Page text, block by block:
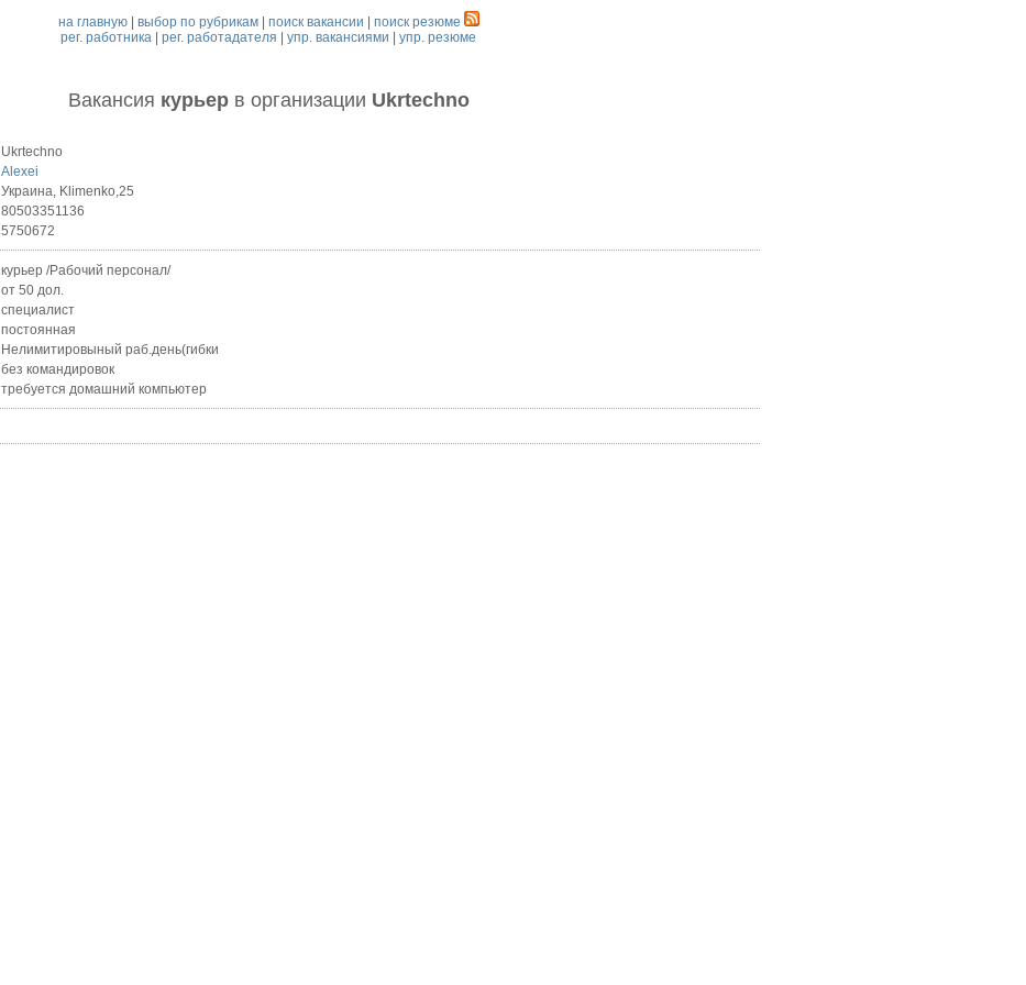
на главную| выбор по рубрикам| поиск вакансии
поиск резюме
рег. работника |рег. работадателя |упр. вакансиями |упр. резюме
Вакансия курьерв организации Ukrtechno
Ukrtechno
Alexei
Украина, Klimenko,25
80503351136
5750672
курьер /Рабочий персонал/
от 50 дол.
специалист
постоянная
Нелимитировыный раб.день(гибки
без командировок
требуется домашний компьютер